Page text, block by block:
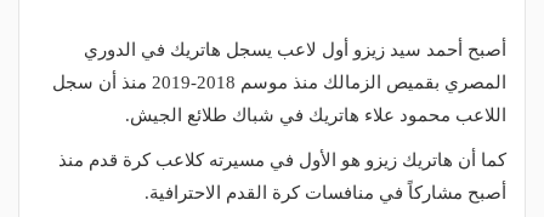
أصبح أحمد سيد زيزو أول لاعب يسجل هاتريك في الدوري
المصري بقميص الزمالك منذ موسم 2018-2019 منذ أن سجل
اللاعب محمود علاء هاتريك في شباك طلائع الجيش.
كما أن هاتريك زيزو هو الأول في مسيرته كلاعب كرة قدم منذ
أصبح مشاركاً في منافسات كرة القدم الاحترافية.